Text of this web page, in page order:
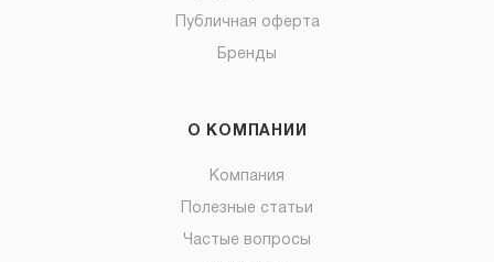
Публичная оферта
Бренды
О КОМПАНИИ
Компания
Полезные статьи
Частые вопросы